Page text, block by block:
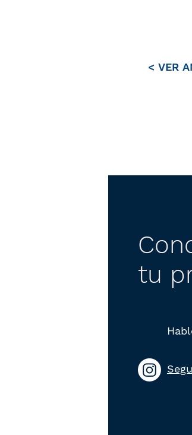
< VER
tu